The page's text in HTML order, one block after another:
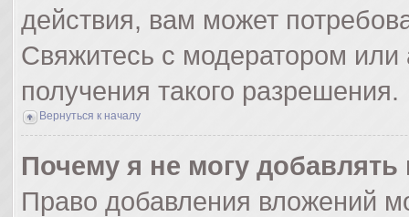
действия, вам может
Свяжитесь с модератором
получения такого разрешения.
Вернуться к началу
Почему я не могу
Право добавления вложений